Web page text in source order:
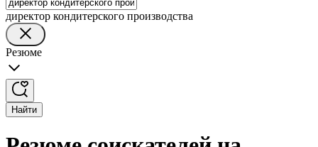
директор кондитерского производства
Резюме
Найти